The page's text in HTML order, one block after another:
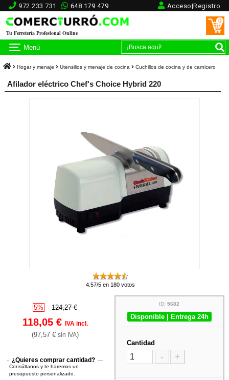
972 233 731 648 179 479 Acceso|Registro
Tu Ferretería Profesional Online
0
Menú
Hogar y menaje Utensilios y menaje de cocina Cuchillos de cocina y de carnicero
Afilador eléctrico Chef's Choice Hybrid 220
4.57/5 en 180 votos
5% 124,27 €
118,05 € IVA incl.
(97,57 € sin IVA)
¿Quieres comprar cantidad?
Consúltanos y te haremos un
presupuesto personalizado.
ID:5682
Disponible | Entrega 24h
Cantidad
- +